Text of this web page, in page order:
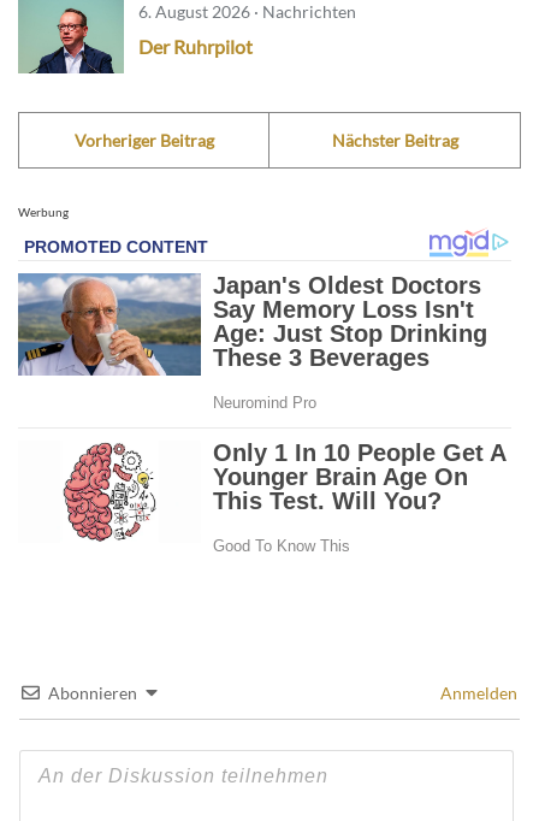
6. August 2026 · Nachrichten
Der Ruhrpilot
Vorheriger Beitrag Nächster Beitrag
Werbung
Abonnieren Anmelden